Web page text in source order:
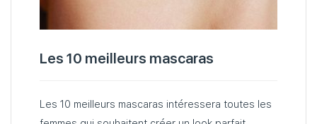
Les 10 meilleurs mascaras
Les 10 meilleurs mascaras intéressera toutes les